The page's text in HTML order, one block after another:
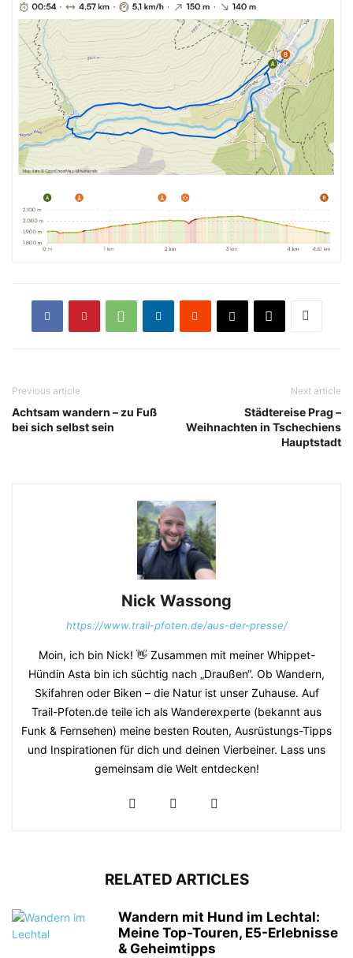
Previous article
Achtsam wandern – zu Fuß
bei sich selbst sein
Next article
Städtereise Prag –
Weihnachten in Tschechiens
Hauptstadt
Nick Wassong
https://www.trail-pfoten.de/aus-der-presse/
Moin, ich bin Nick! 👋 Zusammen mit meiner Whippet-
Hündin Asta bin ich süchtig nach „Draußen“. Ob Wandern,
Skifahren oder Biken – die Natur ist unser Zuhause. Auf
Trail-Pfoten.de teile ich als Wanderexperte (bekannt aus
Funk & Fernsehen) meine besten Routen, Ausrüstungs-Tipps
und Inspirationen für dich und deinen Vierbeiner. Lass uns
gemeinsam die Welt entdecken!
RELATED ARTICLES
Wandern mit Hund im Lechtal:
Meine Top-Touren, E5-Erlebnisse
& Geheimtipps